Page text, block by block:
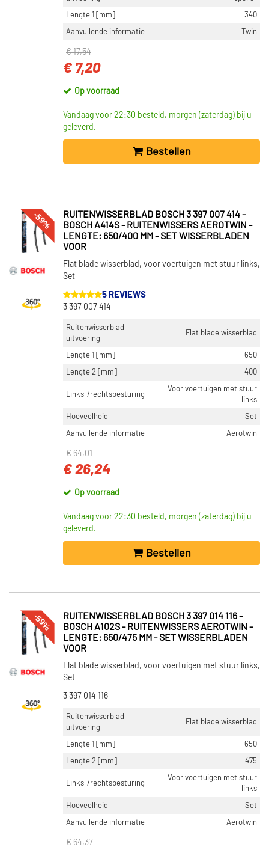
Lengte 1 [mm]
340
Aanvullende informatie
Twin
€ 17,54
€ 7,20
Op voorraad
Vandaag voor 22:30 besteld, morgen (zaterdag) bij u
geleverd.
Bestellen
-59%
RUITENWISSERBLAD BOSCH 3 397 007 414 -
BOSCH A414S - RUITENWISSERS AEROTWIN -
LENGTE: 650/400 MM - SET WISSERBLADEN
VOOR
Flat blade wisserblad, voor voertuigen met stuur links,
Set
5 REVIEWS
3 397 007 414
Ruitenwisserblad
uitvoering
Flat blade wisserblad
Lengte 1 [mm]
650
Lengte 2 [mm]
400
Links-/rechtsbesturing
Voor voertuigen met stuur
links
Hoeveelheid
Set
Aanvullende informatie
Aerotwin
€ 64,01
€ 26,24
Op voorraad
Vandaag voor 22:30 besteld, morgen (zaterdag) bij u
geleverd.
Bestellen
-59%
RUITENWISSERBLAD BOSCH 3 397 014 116 -
BOSCH A102S - RUITENWISSERS AEROTWIN -
LENGTE: 650/475 MM - SET WISSERBLADEN
VOOR
Flat blade wisserblad, voor voertuigen met stuur links,
Set
3 397 014 116
Ruitenwisserblad
uitvoering
Flat blade wisserblad
Lengte 1 [mm]
650
Lengte 2 [mm]
475
Links-/rechtsbesturing
Voor voertuigen met stuur
links
Hoeveelheid
Set
Aanvullende informatie
Aerotwin
€ 64,37